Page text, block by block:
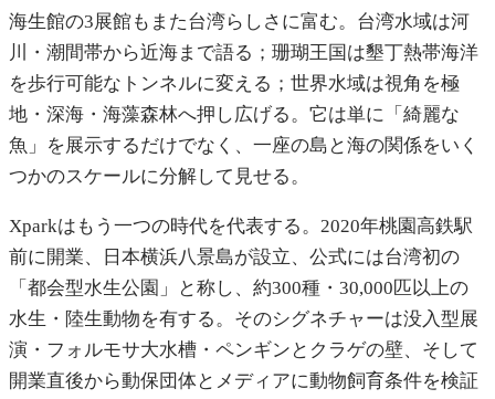
海生館の3展館もまた台湾らしさに富む。台湾水域は河
川・潮間帯から近海まで語る；珊瑚王国は墾丁熱帯海洋
を歩行可能なトンネルに変える；世界水域は視角を極
地・深海・海藻森林へ押し広げる。它は単に「綺麗な
魚」を展示するだけでなく、一座の島と海の関係をいく
つかのスケールに分解して見せる。
Xparkはもう一つの時代を代表する。2020年桃園高鉄駅
前に開業、日本横浜八景島が設立、公式には台湾初の
「都会型水生公園」と称し、約300種・30,000匹以上の
水生・陸生動物を有する。そのシグネチャーは没入型展
演・フォルモサ大水槽・ペンギンとクラゲの壁、そして
開業直後から動保団体とメディアに動物飼育条件を検証